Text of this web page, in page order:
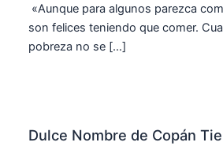
«Aunque para algunos parezca
son felices teniendo que comer.
pobreza no se […]
Dulce Nombre de Copán